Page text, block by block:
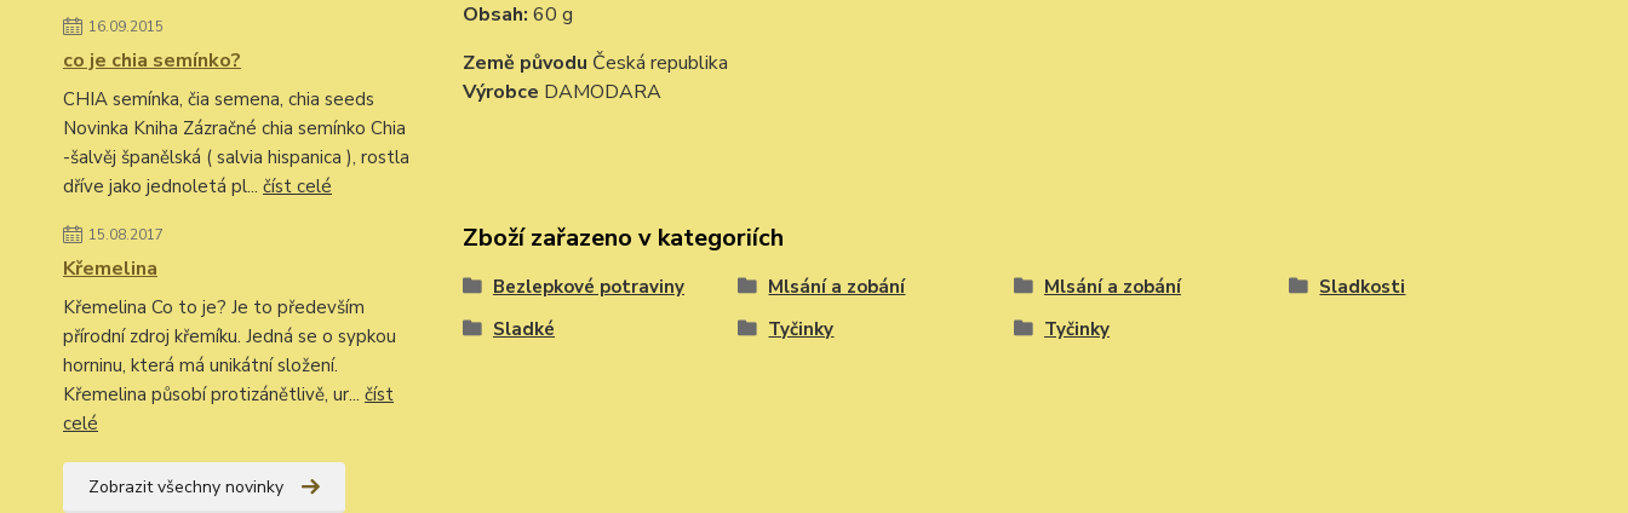
16.09.2015
co je chia semínko?
CHIA semínka, čia semena, chia seeds
Novinka Kniha Zázračné chia semínko Chia
-šalvěj španělská ( salvia hispanica ), rostla
dříve jako jednoletá pl... číst celé
15.08.2017
Křemelina
Křemelina Co to je? Je to především
přírodní zdroj křemíku. Jedná se o sypkou
horninu, která má unikátní složení.
Křemelina působí protizánětlivě, ur... číst
celé
Zobrazit všechny novinky
Obsah: 60 g
Země původu Česká republika
Výrobce DAMODARA
Zboží zařazeno v kategoriích
Bezlepkové potraviny Mlsání a zobání Mlsání a zobání
Sladkosti
Sladké
Tyčinky Tyčinky